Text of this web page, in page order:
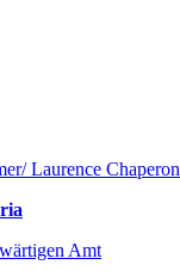
Laurence Chaperon
Amt